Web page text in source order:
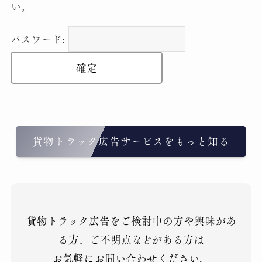
い。
パスワード:
貨物トラック広告サービスをもっと知る
貨物トラック広告をご検討中の方や興味があ
る方、ご不明点などがある方は
お気軽にお問い合わせください。